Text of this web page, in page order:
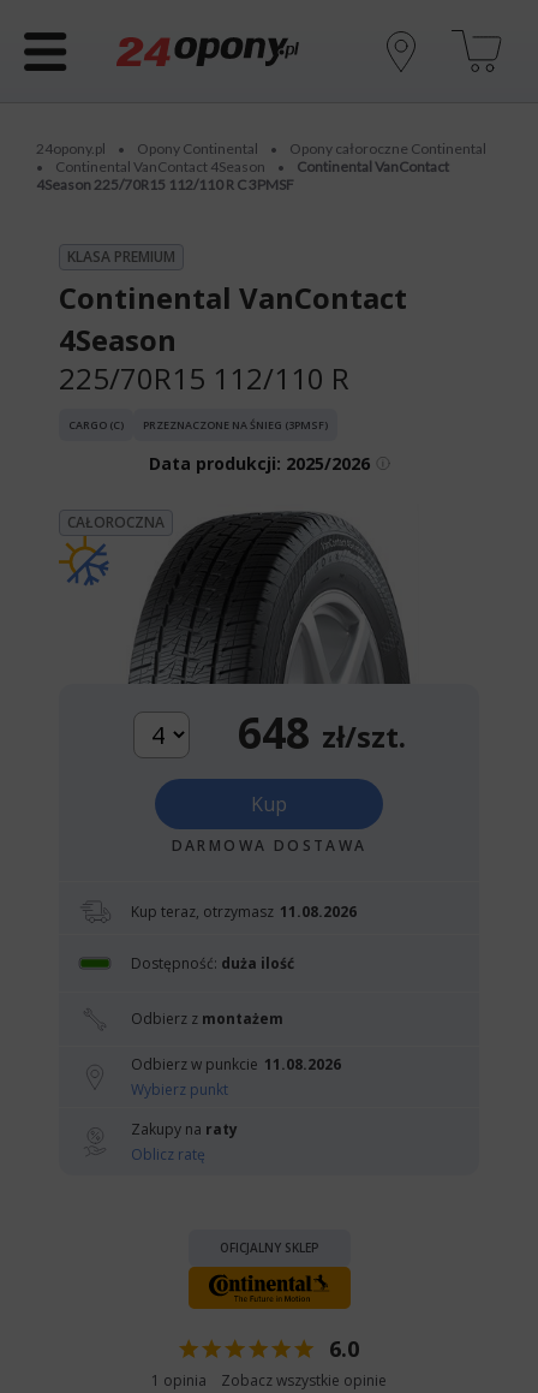
24opony.pl • Opony Continental • Opony całoroczne Continental
• Continental VanContact 4Season •
Continental VanContact
4Season 225/70R15 112/110 R C 3PMSF
KLASA PREMIUM
Continental VanContact
4Season
225/70R15 112/110 R
CARGO (C) PRZEZNACZONE NA ŚNIEG (3PMSF)
Data produkcji: 2025/2026
CAŁOROCZNA
648 zł/szt.
Kup
DARMOWA DOSTAWA
Kup teraz, otrzymasz 11.08.2026
Dostępność: duża ilość
Odbierz z montażem
Odbierz w punkcie 11.08.2026
Wybierz punkt
Zakupy na raty
Oblicz ratę
OFICJALNY SKLEP
6.0
1 opinia Zobacz wszystkie opinie